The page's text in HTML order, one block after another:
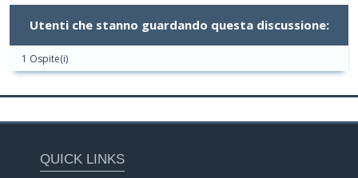
Utenti che stanno guardando questa discussione:
1 Ospite(i)
QUICK LINKS